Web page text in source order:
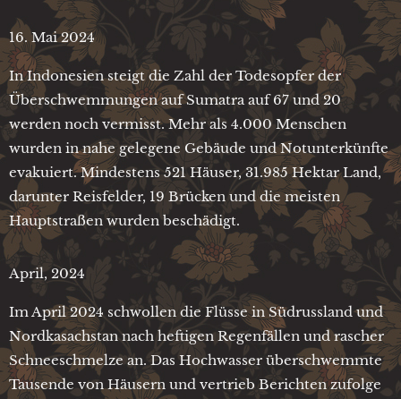
16. Mai 2024
In Indonesien steigt die Zahl der Todesopfer der
Überschwemmungen auf Sumatra auf 67 und 20
werden noch vermisst. Mehr als 4.000 Menschen
wurden in nahe gelegene Gebäude und Notunterkünfte
evakuiert. Mindestens 521 Häuser, 31.985 Hektar Land,
darunter Reisfelder, 19 Brücken und die meisten
Hauptstraßen wurden beschädigt.
April, 2024
Im April 2024 schwollen die Flüsse in Südrussland und
Nordkasachstan nach heftigen Regenfällen und rascher
Schneeschmelze an. Das Hochwasser überschwemmte
Tausende von Häusern und vertrieb Berichten zufolge